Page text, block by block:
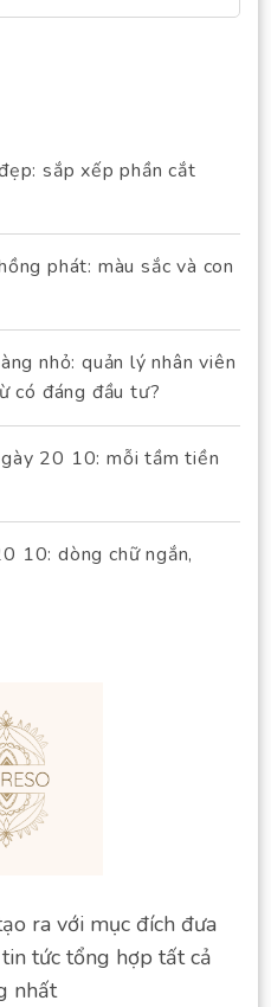
sắp xếp phần cắt
phát: màu sắc và con
nhỏ: quản lý nhân viên
có đáng đầu tư?
20 10: mỗi tầm tiền
10: dòng chữ ngắn,
ra với mục đích đưa
tức tổng hợp tất cả
nhất